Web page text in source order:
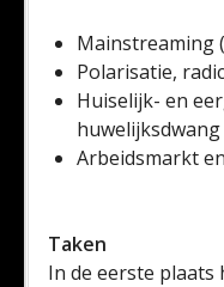
Mainstreaming
Polarisatie,
Huiselijk- en
huwelijksdwang
Arbeidsmarkt
Taken
In de eerste plaats